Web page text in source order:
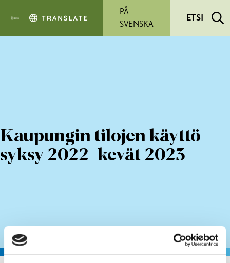
PÅ
SVENSKA
ETSI
Kaupungin tilojen käyttö
syksy 2022–kevät 2023